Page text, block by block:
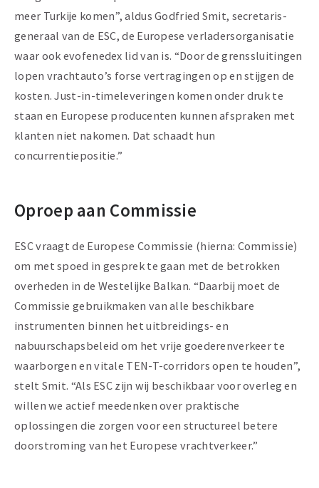
meer Turkije komen”, aldus Godfried Smit, secretaris-
generaal van de ESC, de Europese verladersorganisatie
waar ook evofenedex lid van is. “Door de grenssluitingen
lopen vrachtauto’s forse vertragingen op en stijgen de
kosten. Just-in-timeleveringen komen onder druk te
staan en Europese producenten kunnen afspraken met
klanten niet nakomen. Dat schaadt hun
concurrentiepositie.”
Oproep aan Commissie
ESC vraagt de Europese Commissie (hierna: Commissie)
om met spoed in gesprek te gaan met de betrokken
overheden in de Westelijke Balkan. “Daarbij moet de
Commissie gebruikmaken van alle beschikbare
instrumenten binnen het uitbreidings- en
nabuurschapsbeleid om het vrije goederenverkeer te
waarborgen en vitale TEN-T-corridors open te houden”,
stelt Smit. “Als ESC zijn wij beschikbaar voor overleg en
willen we actief meedenken over praktische
oplossingen die zorgen voor een structureel betere
doorstroming van het Europese vrachtverkeer.”